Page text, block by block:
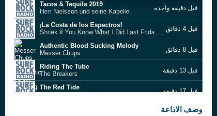
Tacos & Tequila 2019
Herr Nielsson und seine Kapelle
قبل دقيقة واحدة
¡La Costa de los Espectros!
Shriek if You Know What I Did Last Friday the 13th
قبل 4 دقائق
Authentic Blood Sucking Melody
Messer Chups
قبل 8 دقائق
Riding The Tube
The Breakers
قبل 13 دقيقة
The Red Tide
قبل 17 دقيقة
قبل 24 دقيقة
وصف الاذاعة